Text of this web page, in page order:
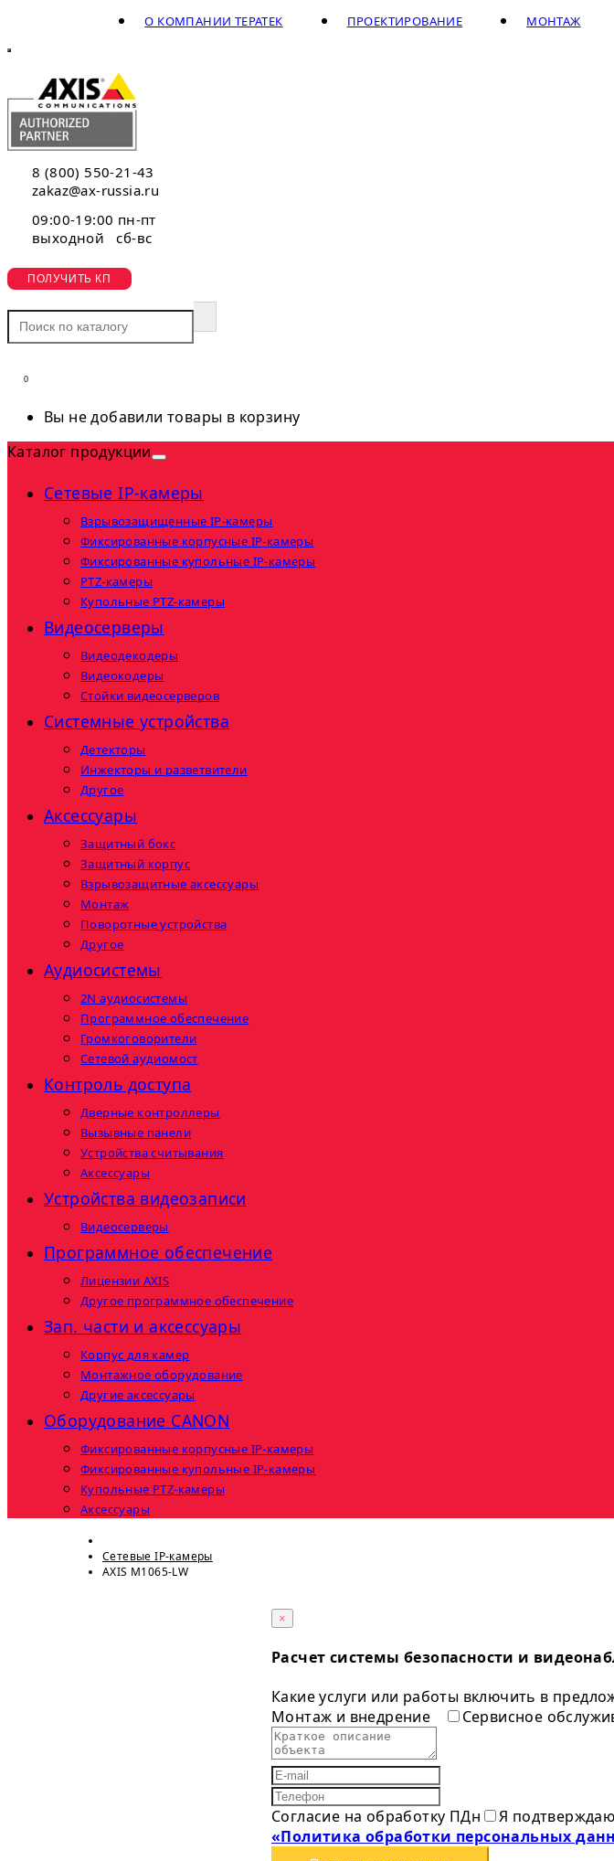
МОНТАЖ
ПРОЕКТИРОВАНИЕ
О КОМПАНИИ ТЕРАТЕК
8 (800) 550-21-43
zakaz@ax-russia.ru
09:00-19:00 пн-пт
выходной сб-вс
ПОЛУЧИТЬ КП
0
Вы не добавили товары в корзину
Каталог продукции
Сетевые IP-камеры
Взрывозащищенные IP-камеры
Фиксированные корпусные IP-камеры
Фиксированные купольные IP-камеры
PTZ-камеры
Купольные PTZ-камеры
Видеосерверы
Видеодекодеры
Видеокодеры
Стойки видеосерверов
Системные устройства
Детекторы
Инжекторы и разветвители
Другое
Аксессуары
Защитный бокс
Защитный корпус
Взрывозащитные аксессуары
Монтаж
Поворотные устройства
Другое
Аудиосистемы
2N аудиосистемы
Программное обеспечение
Громкоговорители
Сетевой аудиомост
Контроль доступа
Дверные контроллеры
Вызывные панели
Устройства считывания
Аксессуары
Устройства видеозаписи
Видеосерверы
Программное обеспечение
Лицензии AXIS
Другое программное обеспечение
Зап. части и аксессуары
Корпус для камер
Монтажное оборудование
Другие аксессуары
Оборудование CANON
Фиксированные корпусные IP-камеры
Фиксированные купольные IP-камеры
Купольные PTZ-камеры
Аксессуары
Сетевые IP-камеры
AXIS M1065-LW
×
Расчет системы безопасности и
Какие услуги или работы включить в
Монтаж и внедрение
Сервисное
Согласие на обработку ПДн
Я
«Политика обработки персональных